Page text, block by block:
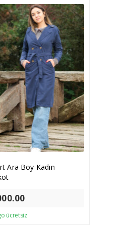
Ara Boy Kadın
ücretsiz